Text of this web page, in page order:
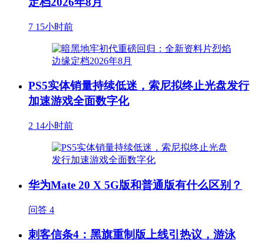
7 15小时前
PS5实体销量持续低迷，索尼拟终止光盘发行
加速游戏全面数字化
2 14小时前
华为Mate 20 X 5G版和普通版有什么区别？
问答 4
刺客信条4：黑旗重制版上线引热议，游泳